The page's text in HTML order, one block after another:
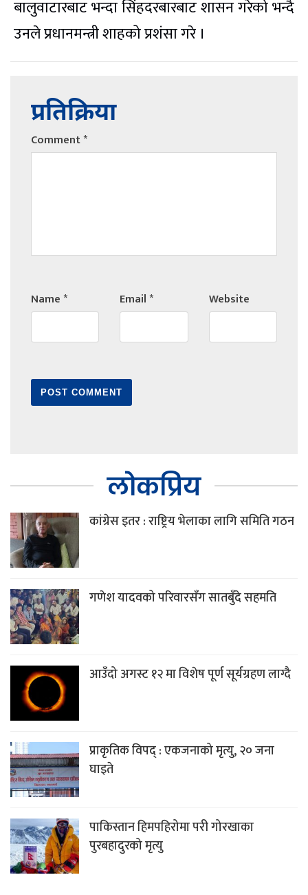
बालुवाटारबाट भन्दा सिंहदरबारबाट शासन गरेको भन्दै
उनले प्रधानमन्त्री शाहको प्रशंसा गरे ।
प्रतिक्रिया
Comment*
Name* Email* Website
लोकप्रिय
कांग्रेस इतर : राष्ट्रिय भेलाका लागि समिति गठन
गणेश यादवको परिवारसँग सातबुँदे सहमति
आउँदो अगस्ट १२ मा विशेष पूर्ण सूर्यग्रहण लाग्दै
प्राकृतिक विपद् : एकजनाको मृत्यु, २० जना
घाइते
पाकिस्तान हिमपहिरोमा परी गोरखाका
पुरबहादुरको मृत्यु